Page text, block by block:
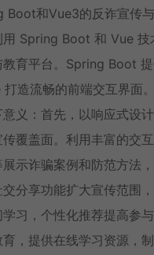
Boot和Vue3的反诈宣传
用 Spring Boot 和 Vue 技
教育平台。Spring Boot
打造流畅的前端交互界面
义：首先，以响应式设
覆盖面。利用丰富的交
示诈骗案例和防范方法
分享功能扩大宣传范围
习，个性化推荐提高参
，提供在线学习资源，